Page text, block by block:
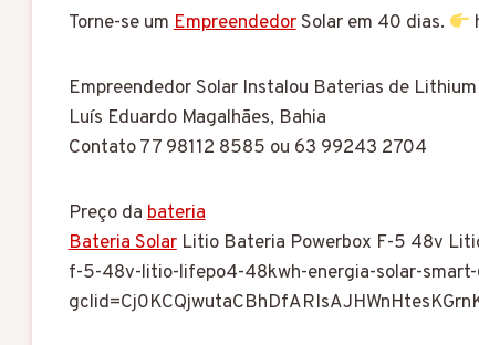
Torne-se umEmpreendedorSolar em 40 dias.
Empreendedor Solar Instalou Baterias de
Luís Eduardo Magalhães, Bahia
Contato 77 98112 8585 ou 63 99243 2704
Preço dabateria
Bateria SolarLitio Bateria Powerbox F-5 48v
f-5-48v-litio-lifepo4-48kwh-energia-solar-